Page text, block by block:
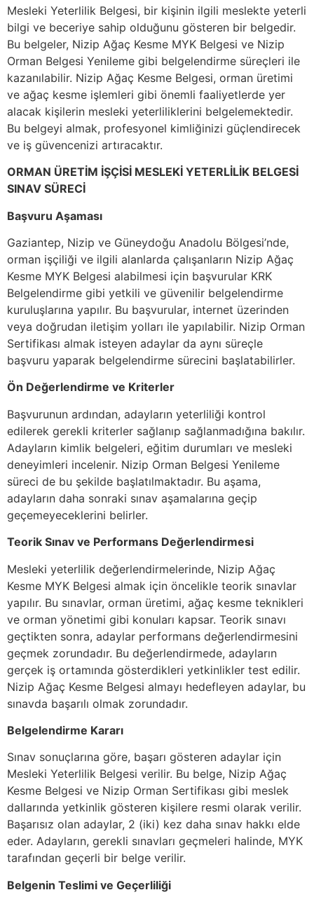
Mesleki Yeterlilik Belgesi, bir kişinin ilgili meslekte yeterli
bilgi ve beceriye sahip olduğunu gösteren bir belgedir.
Bu belgeler, Nizip Ağaç Kesme MYK Belgesi ve Nizip
Orman Belgesi Yenileme gibi belgelendirme süreçleri ile
kazanılabilir. Nizip Ağaç Kesme Belgesi, orman üretimi
ve ağaç kesme işlemleri gibi önemli faaliyetlerde yer
alacak kişilerin mesleki yeterliliklerini belgelemektedir.
Bu belgeyi almak, profesyonel kimliğinizi güçlendirecek
ve iş güvencenizi artıracaktır.
ORMAN ÜRETİM İŞÇİSİ MESLEKİ YETERLİLİK BELGESİ
SINAV SÜRECİ
Başvuru Aşaması
Gaziantep, Nizip ve Güneydoğu Anadolu Bölgesi’nde,
orman işçiliği ve ilgili alanlarda çalışanların Nizip Ağaç
Kesme MYK Belgesi alabilmesi için başvurular KRK
Belgelendirme gibi yetkili ve güvenilir belgelendirme
kuruluşlarına yapılır. Bu başvurular, internet üzerinden
veya doğrudan iletişim yolları ile yapılabilir. Nizip Orman
Sertifikası almak isteyen adaylar da aynı süreçle
başvuru yaparak belgelendirme sürecini başlatabilirler.
Ön Değerlendirme ve Kriterler
Başvurunun ardından, adayların yeterliliği kontrol
edilerek gerekli kriterler sağlanıp sağlanmadığına bakılır.
Adayların kimlik belgeleri, eğitim durumları ve mesleki
deneyimleri incelenir. Nizip Orman Belgesi Yenileme
süreci de bu şekilde başlatılmaktadır. Bu aşama,
adayların daha sonraki sınav aşamalarına geçip
geçemeyeceklerini belirler.
Teorik Sınav ve Performans Değerlendirmesi
Mesleki yeterlilik değerlendirmelerinde, Nizip Ağaç
Kesme MYK Belgesi almak için öncelikle teorik sınavlar
yapılır. Bu sınavlar, orman üretimi, ağaç kesme teknikleri
ve orman yönetimi gibi konuları kapsar. Teorik sınavı
geçtikten sonra, adaylar performans değerlendirmesini
geçmek zorundadır. Bu değerlendirmede, adayların
gerçek iş ortamında gösterdikleri yetkinlikler test edilir.
Nizip Ağaç Kesme Belgesi almayı hedefleyen adaylar, bu
sınavda başarılı olmak zorundadır.
Belgelendirme Kararı
Sınav sonuçlarına göre, başarı gösteren adaylar için
Mesleki Yeterlilik Belgesi verilir. Bu belge, Nizip Ağaç
Kesme Belgesi ve Nizip Orman Sertifikası gibi meslek
dallarında yetkinlik gösteren kişilere resmi olarak verilir.
Başarısız olan adaylar, 2 (iki) kez daha sınav hakkı elde
eder. Adayların, gerekli sınavları geçmeleri halinde, MYK
tarafından geçerli bir belge verilir.
Belgenin Teslimi ve Geçerliliği